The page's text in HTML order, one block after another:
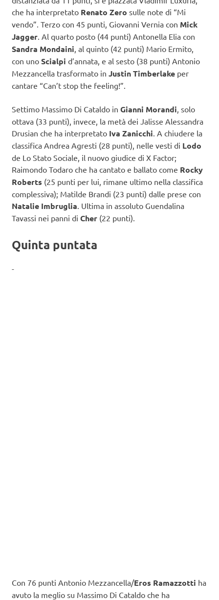
che ha interpretato Renato Zero sulle note di “Mi
vendo”. Terzo con 45 punti, Giovanni Vernia con Mick
Jagger . Al quarto posto (44 punti) Antonella Elia con
Sandra Mondaini , al quinto (42 punti) Mario Ermito,
con uno Scialpi d’annata, e al sesto (38 punti) Antonio
Mezzancella trasformato in Justin Timberlake per
cantare “Can’t stop the feeling!”.
Settimo Massimo Di Cataldo in Gianni Morandi , solo
ottava (33 punti), invece, la metà dei Jalisse Alessandra
Drusian che ha interpretato Iva Zanicchi . A chiudere la
classifica Andrea Agresti (28 punti), nelle vesti di Lodo
de Lo Stato Sociale, il nuovo giudice di X Factor;
Raimondo Todaro che ha cantato e ballato come Rocky
Roberts (25 punti per lui, rimane ultimo nella classifica
complessiva); Matilde Brandi (23 punti) dalle prese con
Natalie Imbruglia . Ultima in assoluto Guendalina
Tavassi nei panni di Cher (22 punti).
Quinta puntata
-
Con 76 punti Antonio Mezzancella/Eros Ramazzotti ha
avuto la meglio su Massimo Di Cataldo che ha